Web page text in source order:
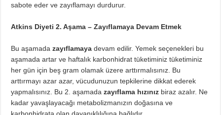
sabote eder ve zayıflamayı durdurur.
Atkins Diyeti 2. Aşama – Zayıflamaya Devam Etmek
Bu aşamada zayıflamaya devam edilir. Yemek seçenekleri bu
aşamada artar ve haftalık karbonhidrat tüketiminiz tüketiminiz
her gün için beş gram olamak üzere arttırmalısınız. Bu
arttırmayı azar azar, vücudunuzun tepkilerine dikkat ederek
yapmalısınız. Bu 2. aşamadazayıflama hızınız biraz azalır. Ne
kadar yavaşlayacağı metabolizmanızın doğasına ve
karbonhidrata olan dayanıklılığına bağlıdır.